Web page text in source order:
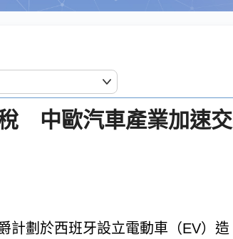
稅 中歐汽車產業加速交
計劃於西班牙設立電動車（EV）造